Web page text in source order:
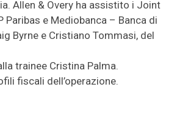
Allen & Overy ha assistito i Joint
Paribas e Mediobanca – Banca di
Byrne e Cristiano Tommasi, del
trainee Cristina Palma.
fiscali dell’operazione.